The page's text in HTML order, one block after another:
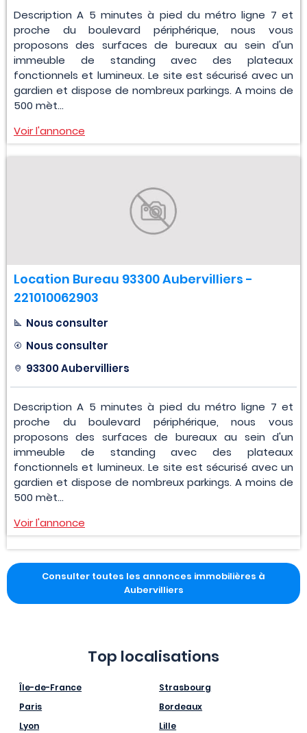
Description A 5 minutes à pied du métro ligne 7 et
proche du boulevard périphérique, nous vous
proposons des surfaces de bureaux au sein d'un
immeuble de standing avec des plateaux
fonctionnels et lumineux. Le site est sécurisé avec un
gardien et dispose de nombreux parkings. A moins de
500 mèt...
Voir l'annonce
Location Bureau 93300 Aubervilliers -
221010062903
Nous consulter
Nous consulter
93300 Aubervilliers
Description A 5 minutes à pied du métro ligne 7 et
proche du boulevard périphérique, nous vous
proposons des surfaces de bureaux au sein d'un
immeuble de standing avec des plateaux
fonctionnels et lumineux. Le site est sécurisé avec un
gardien et dispose de nombreux parkings. A moins de
500 mèt...
Voir l'annonce
Consulter toutes les annonces immobilières à
Aubervilliers
Top localisations
Île-de-France
Paris
Lyon
Strasbourg
Bordeaux
Lille